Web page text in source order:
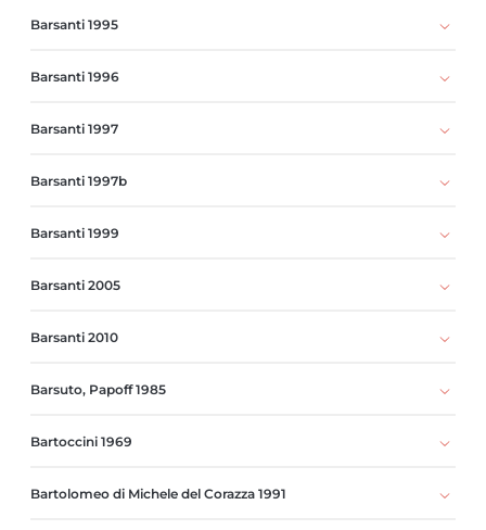
Barsanti 1995
Barsanti 1996
Barsanti 1997
Barsanti 1997b
Barsanti 1999
Barsanti 2005
Barsanti 2010
Barsuto, Papoff 1985
Bartoccini 1969
Bartolomeo di Michele del Corazza 1991